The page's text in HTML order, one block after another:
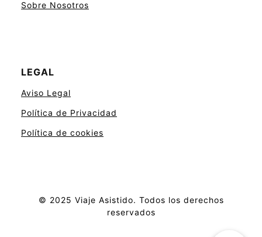
Sobre Nosotros
LEGAL
Aviso Legal
Política de Privacidad
Política de cookies
© 2025 Viaje Asistido. Todos los derechos
reservados